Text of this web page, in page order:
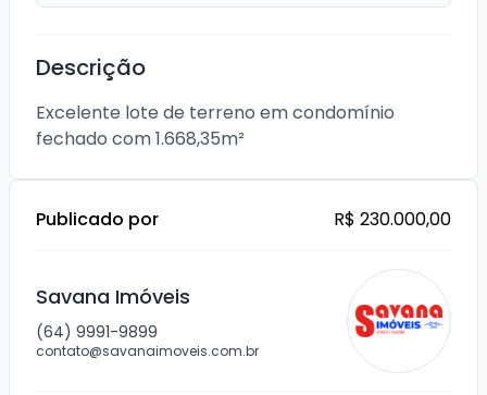
Descrição
Excelente lote de terreno em condomínio
fechado com 1.668,35m²
Publicado por R$ 230.000,00
Savana Imóveis
(64) 9991-9899
contato@savanaimoveis.com.br